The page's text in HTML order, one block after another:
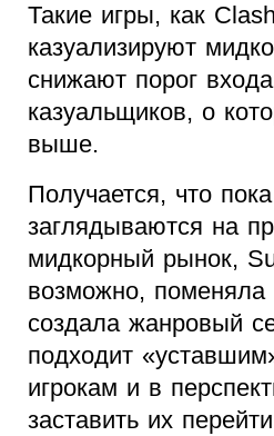
Такие игры, как
казуализируют
снижают порог
казуальщиков, о
выше.
Получается, что
заглядываются на
мидкорный рынок,
возможно, поменяла
создала жанровый
подходит
игрокам и в
заставить их